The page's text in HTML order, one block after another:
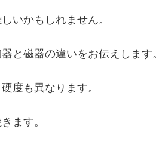
いかもしれません。
と磁器の違いをお伝えします。
度も異なります。
ます。